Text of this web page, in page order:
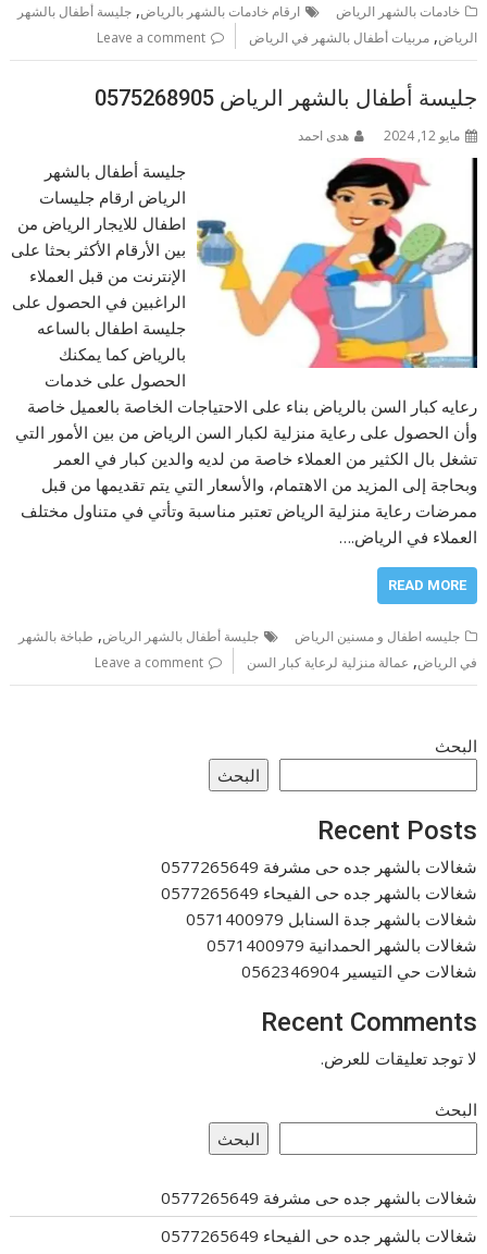
خادمات بالشهر الرياض ارقام خادمات بالشهر بالرياض,جليسة أطفال بالشهر
الرياض,مربيات أطفال بالشهر في الرياض Leave a comment
جليسة أطفال بالشهر الرياض 0575268905
مايو 12, 2024 هدى احمد
جليسة أطفال بالشهر
الرياض ارقام جليسات
اطفال للايجار الرياض من
بين الأرقام الأكثر بحثا على
الإنترنت من قبل العملاء
الراغبين في الحصول على
جليسة اطفال بالساعه
بالرياض كما يمكنك
الحصول على خدمات
رعايه كبار السن بالرياض بناء على الاحتياجات الخاصة بالعميل خاصة
وأن الحصول على رعاية منزلية لكبار السن الرياض من بين الأمور التي
تشغل بال الكثير من العملاء خاصة من لديه والدين كبار في العمر
وبحاجة إلى المزيد من الاهتمام، والأسعار التي يتم تقديمها من قبل
ممرضات رعاية منزلية الرياض تعتبر مناسبة وتأتي في متناول مختلف
العملاء في الرياض.…
READ MORE
جليسه اطفال و مسنين الرياض جليسة أطفال بالشهر الرياض, طباخة بالشهر
في الرياض, عمالة منزلية لرعاية كبار السن Leave a comment
البحث
البحث
Recent Posts
شغالات بالشهر جده حى مشرفة 0577265649
شغالات بالشهر جده حى الفيحاء 0577265649
شغالات بالشهر جدة السنابل 0571400979
شغالات بالشهر الحمدانية 0571400979
شغالات حي التيسير 0562346904
Recent Comments
لا توجد تعليقات للعرض.
البحث
البحث
شغالات بالشهر جده حى مشرفة 0577265649
شغالات بالشهر جده حى الفيحاء 0577265649